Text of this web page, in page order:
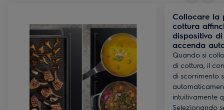
Collocare la
cottura
dispositivo
accenda
Quando si
di cottura, il
di scorrimento
intuitivamente
Selezionando